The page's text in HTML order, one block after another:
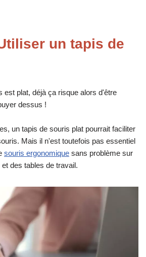
un tapis de
est plat, déjà ça risque alors d'être
dessus !
un tapis de souris plat pourrait faciliter
Mais il n'est toutefois pas essentiel
souris ergonomique sans problème sur
des tables de travail.